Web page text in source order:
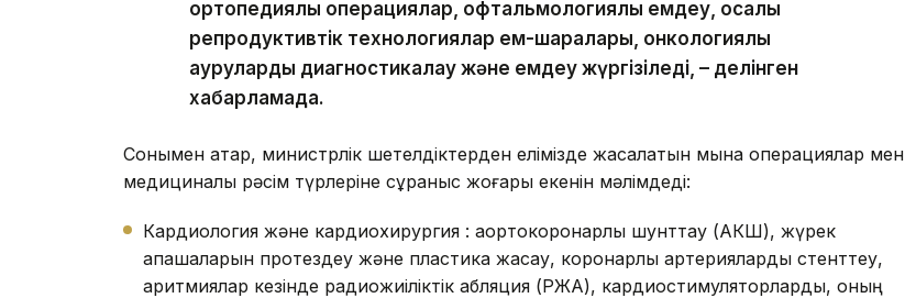
ортопедиялық операциялар, офтальмологиялық емдеу, қосалқы
репродуктивтік технологиялар ем-шаралары, онкологиялық
ауруларды диагностикалау және емдеу жүргізіледі, – делінген
хабарламада.
Сонымен қатар, министрлік шетелдіктерден елімізде жасалатын мына операциялар мен
медициналық рәсім түрлеріне сұраныс жоғары екенін мәлімдеді:
Кардиология және кардиохирургия : аортокоронарлық шунттау (АКШ), жүрек
қақпақшаларын протездеу және пластика жасау, коронарлық артерияларды стенттеу,
аритмиялар кезінде радиожиіліктік абляция (РЖА), кардиостимуляторларды, оның